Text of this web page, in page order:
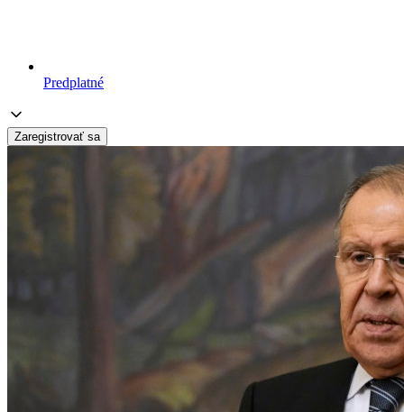
Predplatné
Zaregistrovať sa